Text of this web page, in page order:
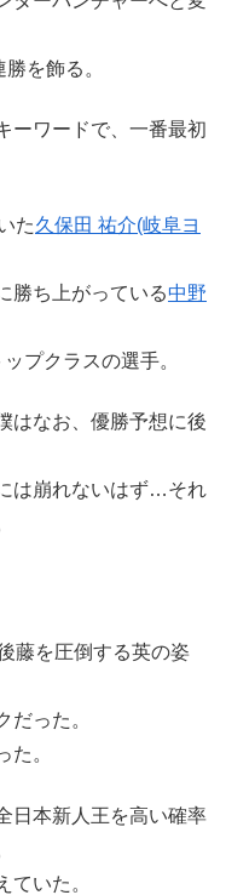
を飾る。
ーワードで、一番最初
た久保田 祐介(岐阜ヨ
勝ち上がっている中野
プクラスの選手。
はなお、優勝予想に後
は崩れないはず…それ
藤を圧倒する英の姿
った。
。
日本新人王を高い確率
いた。